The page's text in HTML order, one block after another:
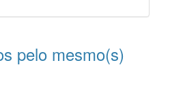
pelo mesmo(s)